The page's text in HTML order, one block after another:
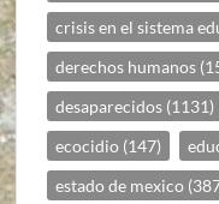
crisis en el sistema
derechos humanos
desaparecidos (1131)
ecocidio (147)
estado de mexico